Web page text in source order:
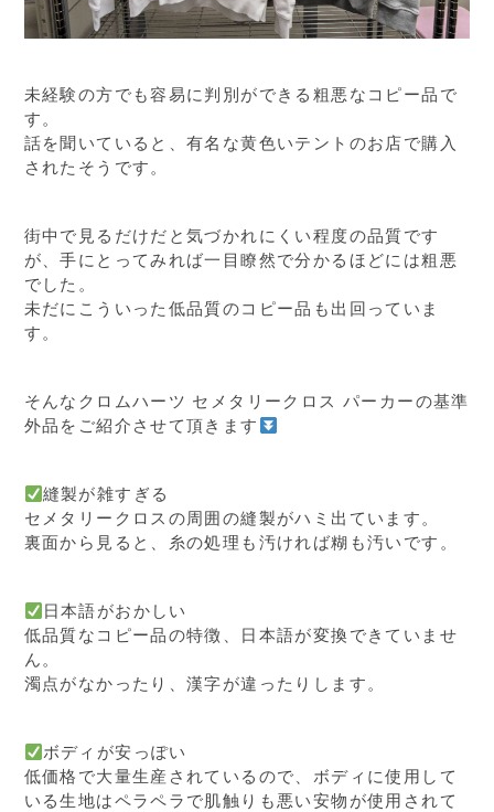
未経験の方でも容易に判別ができる粗悪なコピー品で
す。
話を聞いていると、有名な黄色いテントのお店で購入
されたそうです。
街中で見るだけだと気づかれにくい程度の品質です
が、手にとってみれば一目瞭然で分かるほどには粗悪
でした。
未だにこういった低品質のコピー品も出回っていま
す。
そんなクロムハーツ セメタリークロス パーカーの基準
外品をご紹介させて頂きます
縫製が雑すぎる
セメタリークロスの周囲の縫製がハミ出ています。
裏面から見ると、糸の処理も汚ければ糊も汚いです。
日本語がおかしい
低品質なコピー品の特徴、日本語が変換できていませ
ん。
濁点がなかったり、漢字が違ったりします。
ボディが安っぽい
低価格で大量生産されているので、ボディに使用して
いる生地はペラペラで肌触りも悪い安物が使用されて